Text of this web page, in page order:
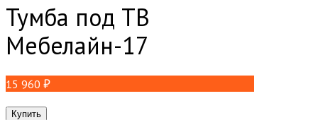
Тумба под ТВ
Мебелайн-17
15 960